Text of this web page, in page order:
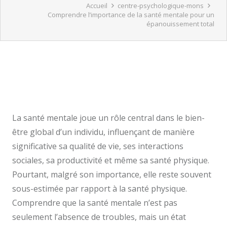
Accueil
centre-psychologique-mons
Comprendre l’importance de la santé mentale pour un
épanouissement total
La santé mentale joue un rôle central dans le bien-
être global d’un individu, influençant de manière
significative sa qualité de vie, ses interactions
sociales, sa productivité et même sa santé physique.
Pourtant, malgré son importance, elle reste souvent
sous-estimée par rapport à la santé physique.
Comprendre que la santé mentale n’est pas
seulement l’absence de troubles, mais un état